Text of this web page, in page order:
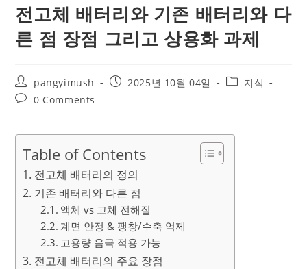
전고체 배터리와 기존 배터리와 다
른 점 장점 그리고 상용화 과제
Post
author:
pangyimush
Post2025년 10월 04일
Post지식
Post0 Comments
Table of Contents
전고체 배터리의 정의
기존 배터리와 다른 점
액체 vs 고체 전해질
계면 안정 & 팽창/수축 억제
고용량 음극 적용 가능
전고체 배터리의 주요 장점